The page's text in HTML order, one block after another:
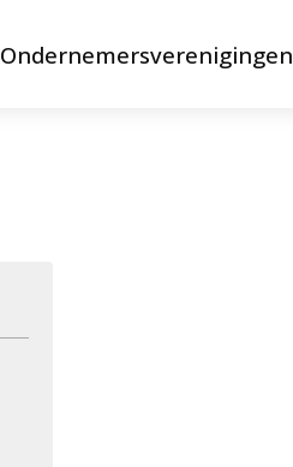
Ondernemersverenigingen